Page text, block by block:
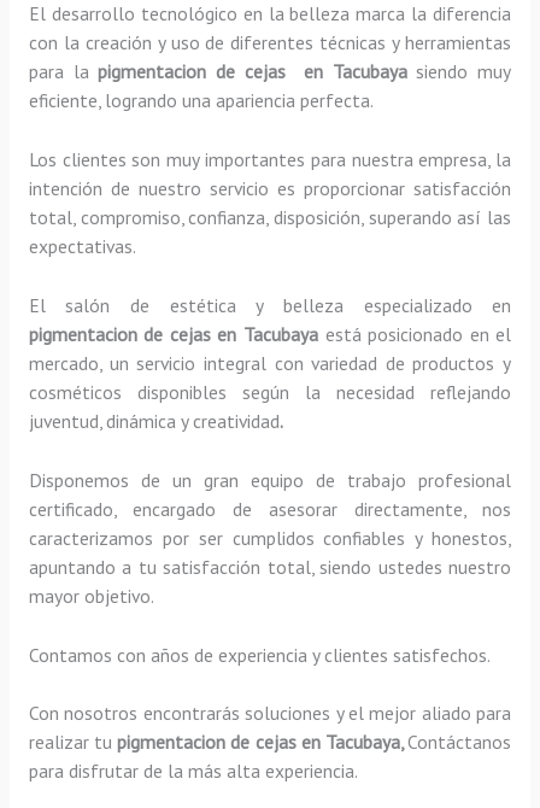
El desarrollo tecnológico en la belleza marca la diferencia
con la creación y uso de diferentes técnicas y herramientas
para lapigmentacion de cejas en Tacubayasiendo muy
eficiente, logrando una apariencia perfecta.
Los clientes son muy importantes para nuestra empresa, la
intención de nuestro servicio es proporcionar satisfacción
total, compromiso, confianza, disposición, superando así las
expectativas.
El salón de estética y belleza especializado en
pigmentacion de cejas en Tacubaya está posicionado en el
mercado, un servicio integral con variedad de productos y
cosméticos disponibles según la necesidad reflejando
juventud, dinámica y creatividad.
Disponemos de un gran equipo de trabajo profesional
certificado, encargado de asesorar directamente, nos
caracterizamos por ser cumplidos confiables y honestos,
apuntando a tu satisfacción total, siendo ustedes nuestro
mayor objetivo.
Contamos con años de experiencia y clientes satisfechos.
Con nosotros encontrarás soluciones y el mejor aliado para
realizar tupigmentacion de cejas en Tacubaya,Contáctanos
para disfrutar de la más alta experiencia.